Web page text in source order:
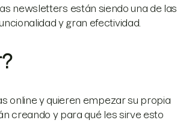
newsletters están siendo una de las
y gran efectividad.
online y quieren empezar su propia
creando y para qué les sirve esto